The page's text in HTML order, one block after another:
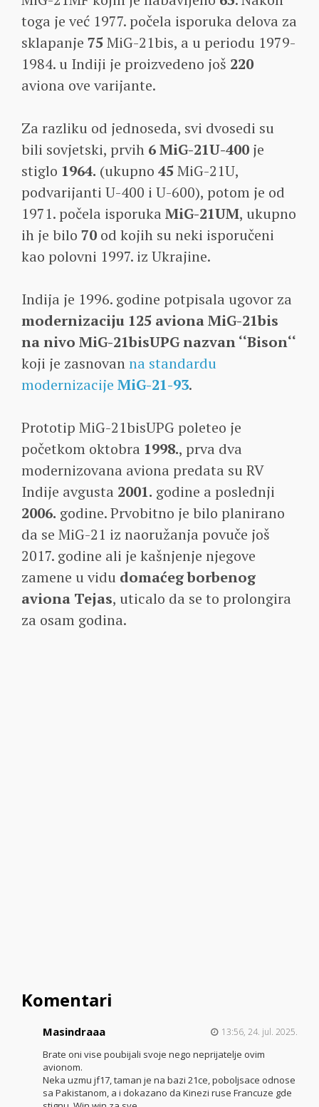
toga je već 1977. počela isporuka delova za
sklapanje 75 MiG-21bis, a u periodu 1979-
1984. u Indiji je proizvedeno još 220
aviona ove varijante.
Za razliku od jednoseda, svi dvosedi su
bili sovjetski, prvih 6MiG-21U-400 je
stiglo 1964. (ukupno 45 MiG-21U,
podvarijanti U-400 i U-600), potom je od
1971. počela isporuka MiG-21UM, ukupno
ih je bilo 70 od kojih su neki isporučeni
kao polovni 1997. iz Ukrajine.
Indija je 1996. godine potpisala ugovor za
modernizaciju 125 aviona MiG-21bis
na nivo MiG-21bisUPG nazvan ‘‘Bison‘‘
koji je zasnovanna standardu
modernizacije MiG-21-93.
Prototip MiG-21bisUPG poleteo je
početkom oktobra 1998., prva dva
modernizovana aviona predata su RV
Indije avgusta 2001. godine a poslednji
2006. godine. Prvobitno je bilo planirano
da se MiG-21 iz naoružanja povuče još
2017. godine ali je kašnjenje njegove
zamene u vidu domaćeg borbenog
aviona Tejas, uticalo da se to prolongira
za osam godina.
Komentari
Masindraaa 13:56, 24. jul. 2025.
Brate oni vise poubijali svoje nego neprijatelje ovim
avionom.
Neka uzmu jf17, taman je na bazi 21ce, poboljsace odnose
sa Pakistanom, a i dokazano da Kinezi ruse Francuze gde